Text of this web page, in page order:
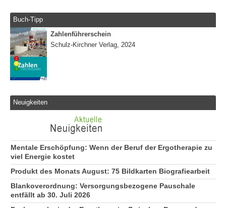
Buch-Tipp
Zahlenführerschein
Schulz-Kirchner Verlag, 2024
Neuigkeiten
Mentale Erschöpfung: Wenn der Beruf der Ergotherapie zu
viel Energie kostet
Produkt des Monats August: 75 Bildkarten Biografiearbeit
Blankoverordnung: Versorgungsbezogene Pauschale
entfällt ab 30. Juli 2026